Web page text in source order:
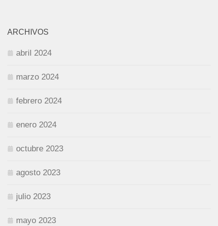
ARCHIVOS
abril 2024
marzo 2024
febrero 2024
enero 2024
octubre 2023
agosto 2023
julio 2023
mayo 2023